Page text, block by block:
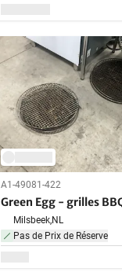
A1-49081-422
Green Egg - grilles
Milsbeek,NL
Pas de Prix de Réserve